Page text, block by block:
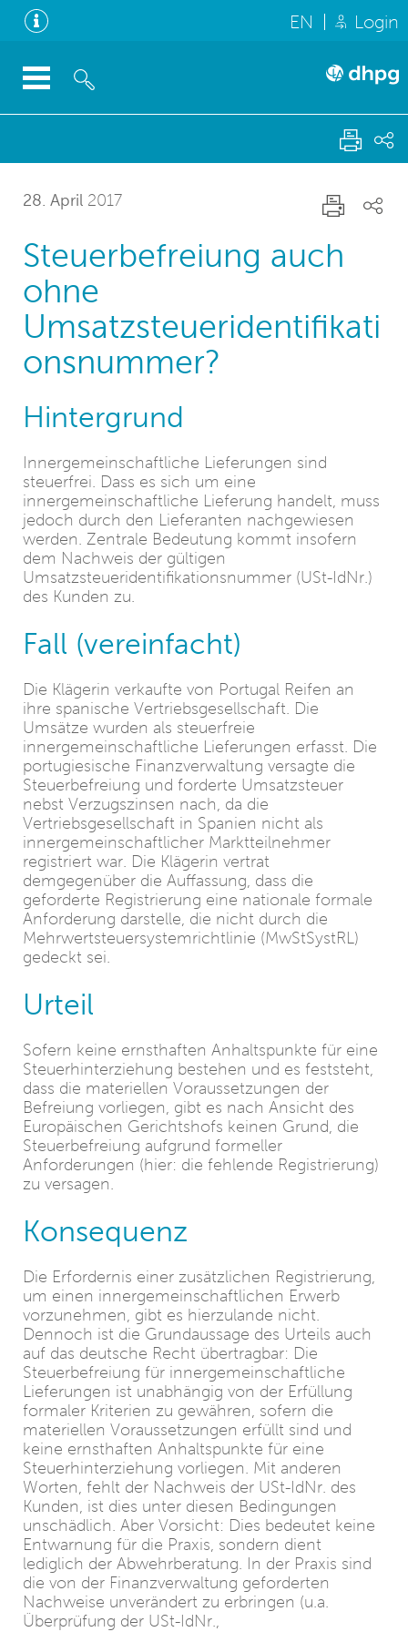
EN Login
28. April 2017
Steuerbefreiung auch
ohne
Umsatzsteueridentifikati
onsnummer?
Hintergrund
Innergemeinschaftliche Lieferungen sind
steuerfrei. Dass es sich um eine
innergemeinschaftliche Lieferung handelt, muss
jedoch durch den Lieferanten nachgewiesen
werden. Zentrale Bedeutung kommt insofern
dem Nachweis der gültigen
Umsatzsteueridentifikationsnummer (USt-IdNr.)
des Kunden zu.
Fall (vereinfacht)
Die Klägerin verkaufte von Portugal Reifen an
ihre spanische Vertriebsgesellschaft. Die
Umsätze wurden als steuerfreie
innergemeinschaftliche Lieferungen erfasst. Die
portugiesische Finanzverwaltung versagte die
Steuerbefreiung und forderte Umsatzsteuer
nebst Verzugszinsen nach, da die
Vertriebsgesellschaft in Spanien nicht als
innergemeinschaftlicher Marktteilnehmer
registriert war. Die Klägerin vertrat
demgegenüber die Auffassung, dass die
geforderte Registrierung eine nationale formale
Anforderung darstelle, die nicht durch die
Mehrwertsteuersystemrichtlinie (MwStSystRL)
gedeckt sei.
Urteil
Sofern keine ernsthaften Anhaltspunkte für eine
Steuerhinterziehung bestehen und es feststeht,
dass die materiellen Voraussetzungen der
Befreiung vorliegen, gibt es nach Ansicht des
Europäischen Gerichtshofs keinen Grund, die
Steuerbefreiung aufgrund formeller
Anforderungen (hier: die fehlende Registrierung)
zu versagen.
Konsequenz
Die Erfordernis einer zusätzlichen Registrierung,
um einen innergemeinschaftlichen Erwerb
vorzunehmen, gibt es hierzulande nicht.
Dennoch ist die Grundaussage des Urteils auch
auf das deutsche Recht übertragbar: Die
Steuerbefreiung für innergemeinschaftliche
Lieferungen ist unabhängig von der Erfüllung
formaler Kriterien zu gewähren, sofern die
materiellen Voraussetzungen erfüllt sind und
keine ernsthaften Anhaltspunkte für eine
Steuerhinterziehung vorliegen. Mit anderen
Worten, fehlt der Nachweis der USt-IdNr. des
Kunden, ist dies unter diesen Bedingungen
unschädlich. Aber Vorsicht: Dies bedeutet keine
Entwarnung für die Praxis, sondern dient
lediglich der Abwehrberatung. In der Praxis sind
die von der Finanzverwaltung geforderten
Nachweise unverändert zu erbringen (u.a.
Überprüfung der USt-IdNr.,